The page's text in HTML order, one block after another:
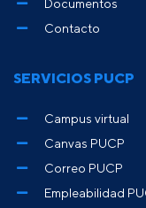
Contacto
SERVICIOS PUCP
Campus virtual
Canvas PUCP
Correo PUCP
Empleabilidad